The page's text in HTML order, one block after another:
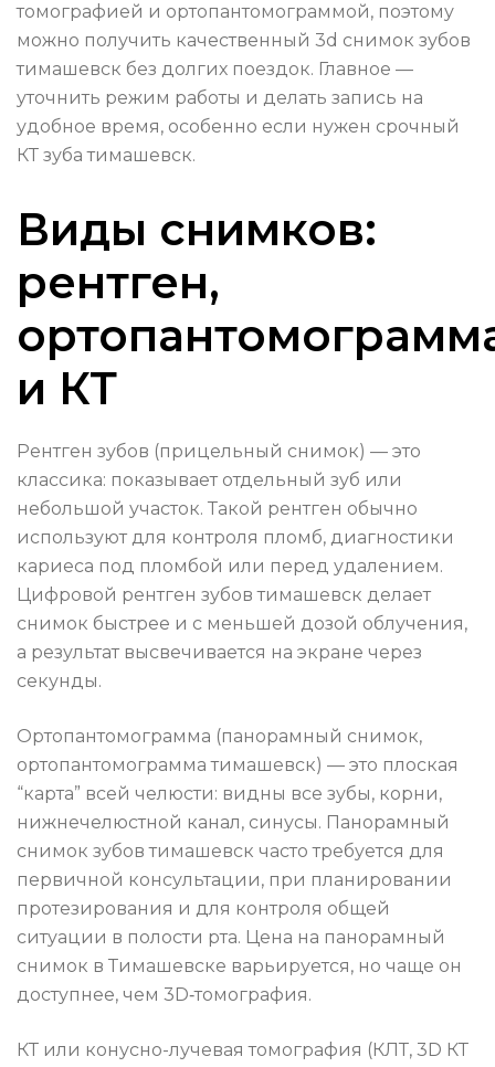
томографией и ортопантомограммой, поэтому
можно получить качественный 3d снимок зубов
тимашевск без долгих поездок. Главное —
уточнить режим работы и делать запись на
удобное время, особенно если нужен срочный
КТ зуба тимашевск.
Виды снимков:
рентген,
и КТ
Рентген зубов (прицельный снимок) — это
классика: показывает отдельный зуб или
небольшой участок. Такой рентген обычно
используют для контроля пломб, диагностики
кариеса под пломбой или перед удалением.
Цифровой рентген зубов тимашевск делает
снимок быстрее и с меньшей дозой облучения,
а результат высвечивается на экране через
секунды.
Ортопантомограмма (панорамный снимок,
ортопантомограмма тимашевск) — это плоская
“карта” всей челюсти: видны все зубы, корни,
нижнечелюстной канал, синусы. Панорамный
снимок зубов тимашевск часто требуется для
первичной консультации, при планировании
протезирования и для контроля общей
ситуации в полости рта. Цена на панорамный
снимок в Тимашевске варьируется, но чаще он
доступнее, чем 3D‑томография.
КТ или конусно-лучевая томография (КЛТ, 3D КТ